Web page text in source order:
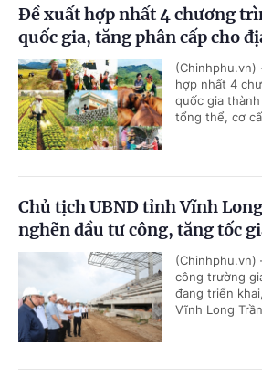
Đề xuất hợp nhất 4 chương
quốc gia, tăng phân cấp cho
(Chinhphu.vn)
hợp nhất 4
quốc gia
tổng thể, cơ
Chủ tịch UBND tỉnh Vĩnh
nghẽn đầu tư công, tăng tốc
(Chinhphu.vn)
công trường
đang triển
Vĩnh Long